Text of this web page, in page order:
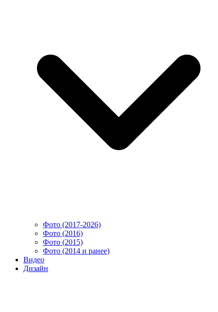
Фото (2017-2026)
Фото (2016)
Фото (2015)
Фото (2014 и ранее)
Видео
Дизайн